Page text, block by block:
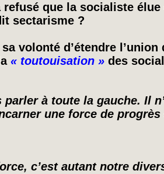
que la socialiste
sectarisme ?
volonté d’étendre
« toutouisation » des
à toute la gauche. Il
une force de progrès
c’est autant notre